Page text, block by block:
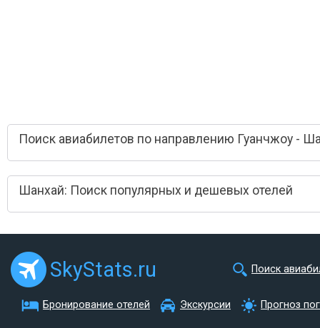
Поиск авиабилетов по направлению Гуанчжоу -
Шанхай: Поиск популярных и дешевых отелей
SkyStats.ru Поиск
Бронирование отелей Экскурсии Прогноз